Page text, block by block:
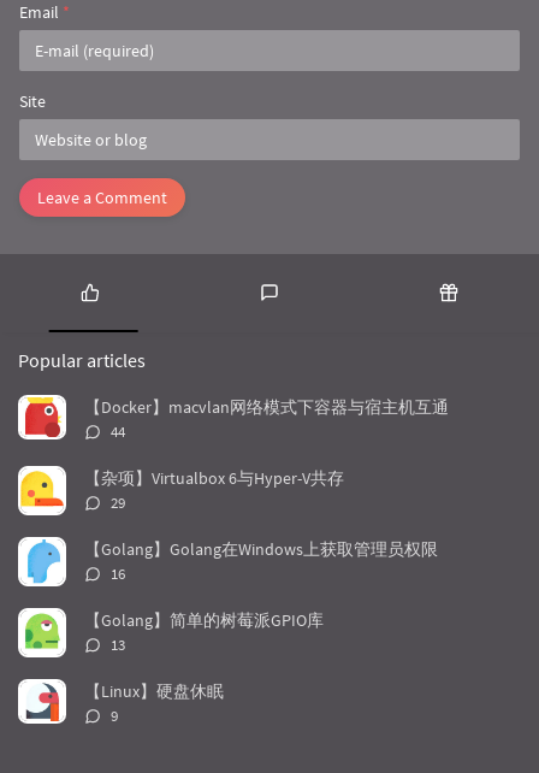
Email *
Site
Leave a Comment
P
p
u
l
a
r
a
r
t
i
e
e
s
o
m
t
Popular articles
【Docker】macvlan网络模式下容器与宿主机互通
评
数：
44
【杂项】Virtualbox 6与Hyper-V共存
评
数：
29
【Golang】Golang在Windows上获取管理员权限
评
数：
16
【Golang】简单的树莓派GPIO库
评
数：
13
【Linux】硬盘休眠
评
9